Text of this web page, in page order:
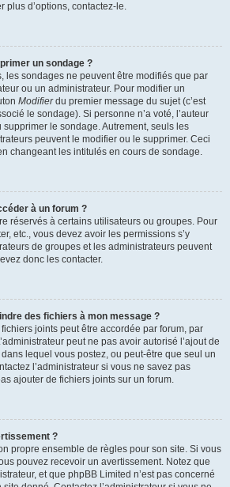
plus d’options, contactez-le.
un sondage ?
les sondages ne peuvent être modifiés que par
ou un administrateur. Pour modifier un
Modifierdu premier message du sujet (c’est
le sondage). Si personne n’a voté, l’auteur
le sondage. Autrement, seuls les
peuvent le modifier ou le supprimer. Ceci
changeant les intitulés en cours de sondage.
à un forum ?
réservés à certains utilisateurs ou groupes. Pour
etc., vous devez avoir les permissions s’y
de groupes et les administrateurs peuvent
donc les contacter.
des fichiers à mon message ?
joints peut être accordée par forum, par
peut ne pas avoir autorisé l’ajout de
lequel vous postez, ou peut-être que seul un
l’administrateur si vous ne savez pas
ajouter de fichiers joints sur un forum.
?
propre ensemble de règles pour son site. Si vous
pouvez recevoir un avertissement. Notez que
et que phpBB Limited n’est pas concerné